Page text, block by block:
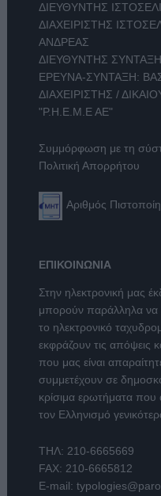
ΔΙΕΥΘΥΝΤΗΣ
ΔΙΑΧΕΙΡΙΣΤΗΣ
ΑΝΔΡΕΑΣ
ΔΙΕΥΘΥΝΤΗΣ
ΕΡΕΥΝΑ-ΣΥΝΤΑΞΗ:
ΔΙΑΧΕΙΡΙΣΤΗΣ /
"Ρ.Η.Ε.Μ.Ε ΑΕ"
Συμμόρφωση με τη
Πολιτική Απορρήτου
Αριθμός
ΕΠΙΚΟΙΝΩΝΙΑ
Στην ηλεκτρονική μας
μπορούν παράλληλα να
το ηλεκτρονικό
εκφράζουν τις απόψεις
που μας είναι
συμμετέχουν σε
κρίσιμα ερωτήματα
τον Ελληνισμό
ΤΗΛ: 210-6665669
FAX: 210-6665812
E-mail: